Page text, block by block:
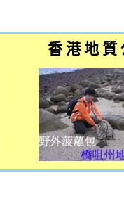
香 港 地 質